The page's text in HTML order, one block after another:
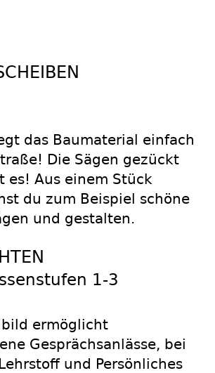
das Baumaterial einfach
Die Sägen gezückt
es! Aus einem Stück
du zum Beispiel schöne
und gestalten.
1-3
ermöglicht
Gesprächsanlässe, bei
und Persönliches